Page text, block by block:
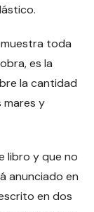
toda
es la
la cantidad
mares y
libro y que no
anunciado en
en dos